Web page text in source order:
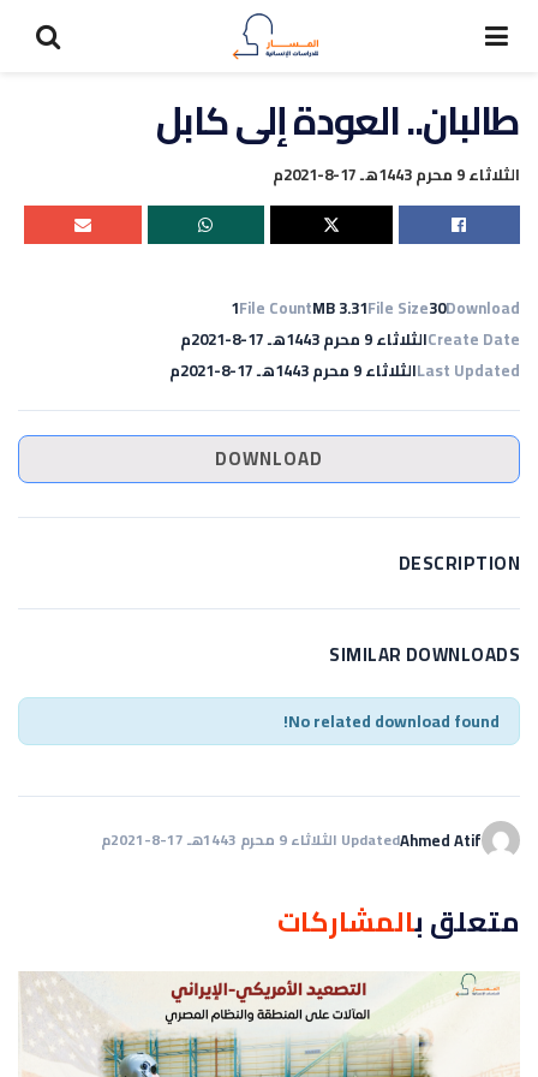
طالبان.. العودة إلى كابل
الثلاثاء 9 محرم 1443هـ 17-8-2021م
Download
30
File Size
3.31 MB
File Count
1
Create Dateالثلاثاء 9 محرم 1443هـ 17-8-2021م
Last Updatedالثلاثاء 9 محرم 1443هـ 17-8-2021م
DOWNLOAD
DESCRIPTION
SIMILAR DOWNLOADS
No related download found!
Ahmed AtifUpdated الثلاثاء 9 محرم 1443هـ 17-8-2021م
متعلق بالمشاركات